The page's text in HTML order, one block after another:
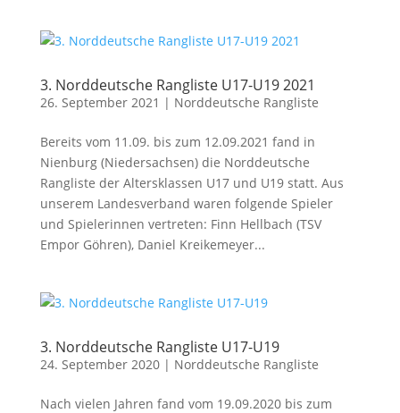
3. Norddeutsche Rangliste U17-U19 2021
26. September 2021 | Norddeutsche Rangliste
Bereits vom 11.09. bis zum 12.09.2021 fand in
Nienburg (Niedersachsen) die Norddeutsche
Rangliste der Altersklassen U17 und U19 statt. Aus
unserem Landesverband waren folgende Spieler
und Spielerinnen vertreten: Finn Hellbach (TSV
Empor Göhren), Daniel Kreikemeyer...
3. Norddeutsche Rangliste U17-U19
24. September 2020| Norddeutsche Rangliste
Nach vielen Jahren fand vom 19.09.2020 bis zum